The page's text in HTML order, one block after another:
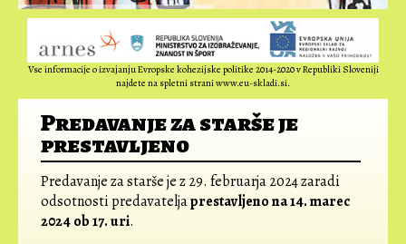
Vse informacije o izvajanju Evropske kohezijske politike 2014-2020 v Republiki Sloveniji
najdete na spletni strani www.eu-skladi.si.
Predavanje za starše je
prestavljeno
Predavanje za starše je z 29. februarja 2024 zaradi
odsotnosti predavateljaprestavljeno na 14. marec
2024 ob 17. uri.